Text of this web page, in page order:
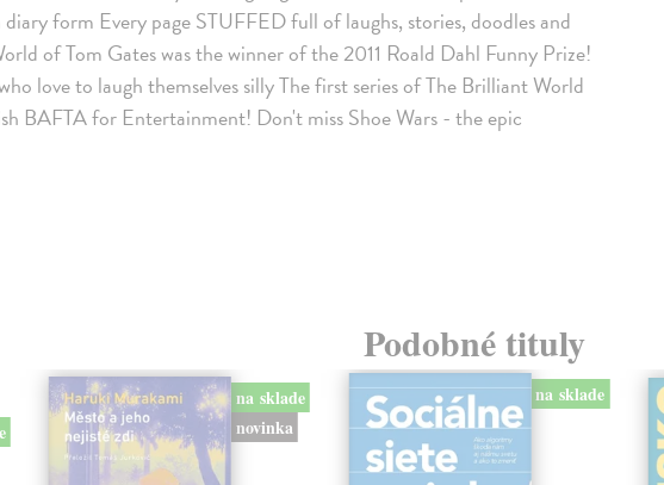
form Every page STUFFED full of laughs, stories, doodles and
of Tom Gates was the winner of the 2011 Roald Dahl Funny Prize!
love to laugh themselves silly The first series of The Brilliant World
BAFTA for Entertainment! Don't miss Shoe Wars - the epic
Podobné tituly
na sklade
novinka
na sklade